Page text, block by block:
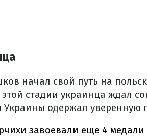
начал свой путь на
стадии украинца ждал
одержал уверенную
завоевали еще 4